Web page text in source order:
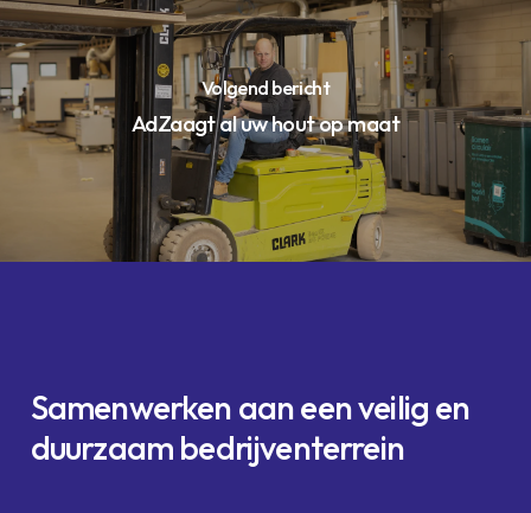
Volgend bericht
AdZaagt al uw hout op maat
Samenwerken aaneenveilig en
duurzaam bedrijventerrein